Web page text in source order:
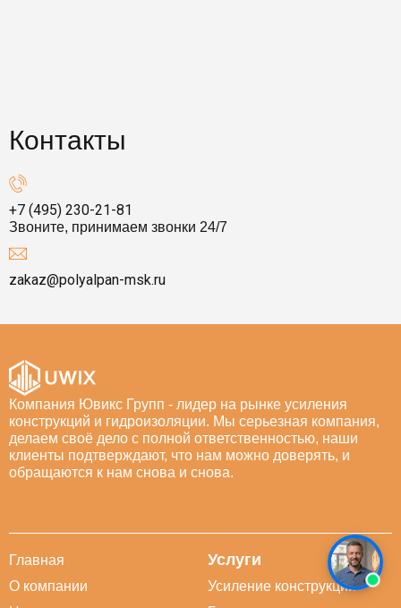
Контакты
+7 (495) 230-21-81
Звоните, принимаем звонки 24/7
zakaz@polyalpan-msk.ru
Компания Ювикс Групп - лидер на рынке усиления
конструкций и гидроизоляции. Мы серьезная компания,
делаем своё дело с полной ответственностью, наши
клиенты подтверждают, что нам можно доверять, и
обращаются к нам снова и снова.
Главная
О компании
Услуги
Усиление конструкций